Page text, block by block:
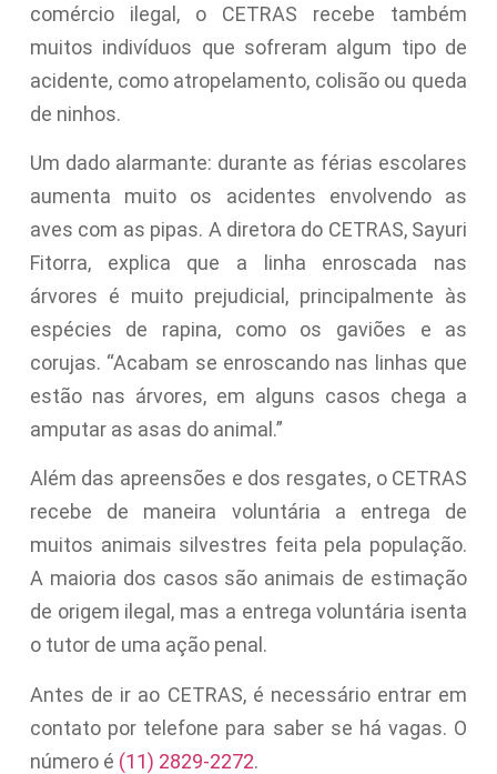
comércio ilegal, o CETRAS recebe também
muitos indivíduos que sofreram algum tipo de
acidente, como atropelamento, colisão ou queda
de ninhos.
Um dado alarmante: durante as férias escolares
aumenta muito os acidentes envolvendo as
aves com as pipas. A diretora do CETRAS, Sayuri
Fitorra, explica que a linha enroscada nas
árvores é muito prejudicial, principalmente às
espécies de rapina, como os gaviões e as
corujas. “Acabam se enroscando nas linhas que
estão nas árvores, em alguns casos chega a
amputar as asas do animal.”
Além das apreensões e dos resgates, o CETRAS
recebe de maneira voluntária a entrega de
muitos animais silvestres feita pela população.
A maioria dos casos são animais de estimação
de origem ilegal, mas a entrega voluntária isenta
o tutor de uma ação penal.
Antes de ir ao CETRAS, é necessário entrar em
contato por telefone para saber se há vagas. O
número é (11) 2829-2272.